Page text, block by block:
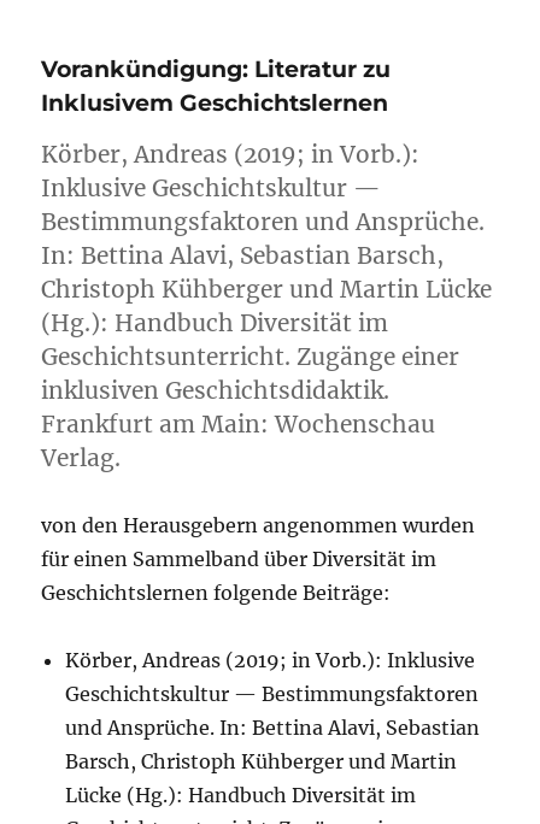
inklusivem
Geschichtslernen
Vorankündigung: Literatur zu
Inklusivem Geschichtslernen
Körber, Andreas (2019; in Vorb.):
Inklusive Geschichtskultur —
Bestimmungsfaktoren und Ansprüche.
In: Bettina Alavi, Sebastian Barsch,
Christoph Kühberger und Martin Lücke
(Hg.): Handbuch Diversität im
Geschichtsunterricht. Zugänge einer
inklusiven Geschichtsdidaktik.
Frankfurt am Main: Wochenschau
Verlag.
von den Herausgebern angenommen wurden
für einen Sammelband über Diversität im
Geschichtslernen folgende Beiträge:
Körber, Andreas (2019; in Vorb.): Inklusive
Geschichtskultur — Bestimmungsfaktoren
und Ansprüche. In: Bettina Alavi, Sebastian
Barsch, Christoph Kühberger und Martin
Lücke (Hg.): Handbuch Diversität im